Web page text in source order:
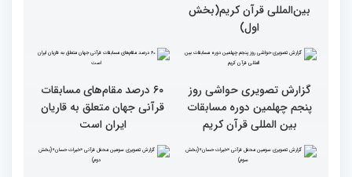
بین‌المللی قرآن کریم(بخش
اول)
گزارش تصویری حواشی روز
پنجم چهلمین دوره مسابقات
۶۰ درصد مقام‌های مسابقات
قرآنی جهان متعلق به قاریان